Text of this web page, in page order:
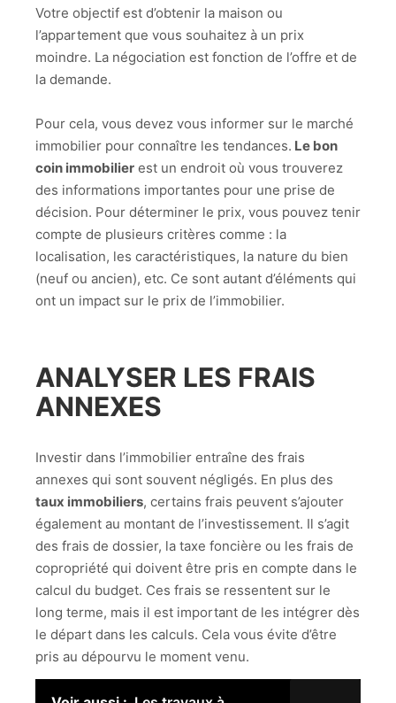
Votre objectif est d’obtenir la maison ou
l’appartement que vous souhaitez à un prix
moindre. La négociation est fonction de l’offre et de
la demande.
Pour cela, vous devez vous informer sur le marché
immobilier pour connaître les tendances. Le bon
coin immobilier est un endroit où vous trouverez
des informations importantes pour une prise de
décision. Pour déterminer le prix, vous pouvez tenir
compte de plusieurs critères comme : la
localisation, les caractéristiques, la nature du bien
(neuf ou ancien), etc. Ce sont autant d’éléments qui
ont un impact sur le prix de l’immobilier.
ANALYSER LES FRAIS
ANNEXES
Investir dans l’immobilier entraîne des frais
annexes qui sont souvent négligés. En plus des
taux immobiliers, certains frais peuvent s’ajouter
également au montant de l’investissement. Il s’agit
des frais de dossier, la taxe foncière ou les frais de
copropriété qui doivent être pris en compte dans le
calcul du budget. Ces frais se ressentent sur le
long terme, mais il est important de les intégrer dès
le départ dans les calculs. Cela vous évite d’être
pris au dépourvu le moment venu.